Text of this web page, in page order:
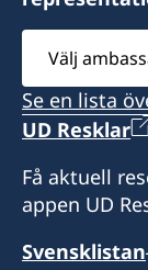
Mr Moshe
Haifa 31334
Israel
Välj
ambassad
Se en lista
UD Resklar
Få aktuell
appen UD
Svensklistan